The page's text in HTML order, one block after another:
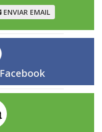
ENVIAR EMAIL
Facebook